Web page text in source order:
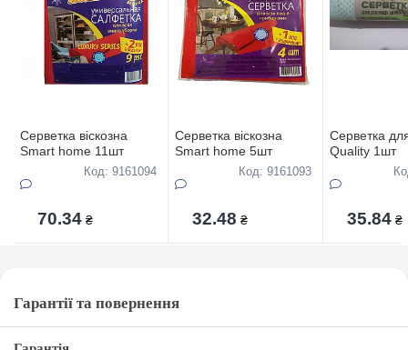
Серветка віскозна
Smart home 11шт
Код: 9161094
70.34 ₴
Серветка віскозна
Smart home 5шт
Код: 9161093
32.48 ₴
Серветка
Quality 1шт
35.84 ₴
Гарантії та повернення